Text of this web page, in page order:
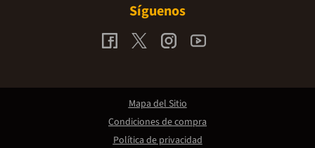
Síguenos
Mapa del Sitio
Condiciones de compra
Política de privacidad